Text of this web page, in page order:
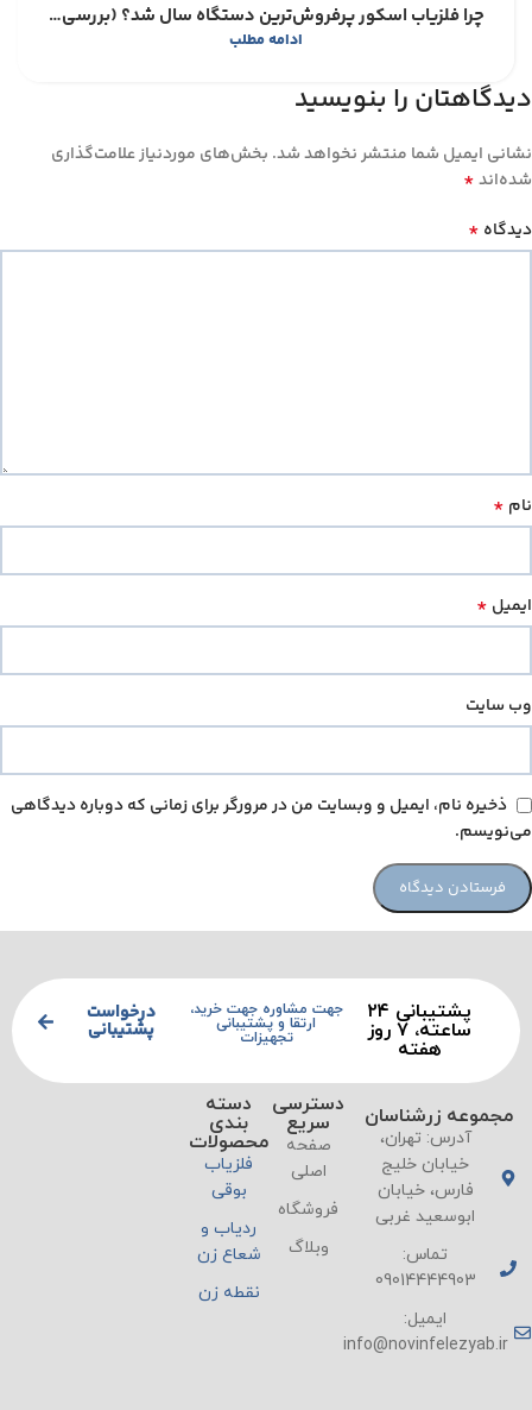
چرا فلزیاب اسکور پرفروش‌ترین دستگاه سال شد؟ (بررسی مزایا و معایب)
ادامه مطلب
دیدگاهتان را بنویسید
نشانی ایمیل شما منتشر نخواهد شد. بخش‌های موردنیاز علامت‌گذاری
شده‌اند*
دیدگاه *
نام *
ایمیل *
وب‌ سایت
ذخیره نام، ایمیل و وبسایت من در مرورگر برای زمانی که دوباره دیدگاهی
می‌نویسم.
پشتیبانی ۲۴
ساعته، ۷ روز
هفته
جهت مشاوره جهت خرید،
ارتقا و پشتیبانی
تجهیزات
درخواست
پشتیبانی
مجموعه زرشناسان
آدرس: تهران،
خیابان خلیج
فارس، خیابان
ابوسعید غربی
تماس:
09014444903
ایمیل:
info@novinfelezyab.ir
دسترسی
سریع
صفحه
اصلی
فروشگاه
وبلاگ
دسته
بندی
محصولات
فلزیاب
بوقی
ردیاب و
شعاع زن
نقطه زن